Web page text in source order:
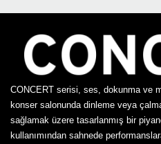
CONCERT serisi, ses, dokunma ve
konser salonunda dinleme veya
sağlamak üzere tasarlanmış bir
kullanımından sahnede